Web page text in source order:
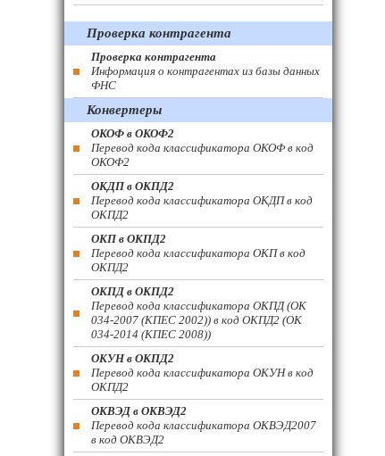
Проверка контрагента
Проверка контрагента
Информация о контрагентах из базы данных
ФНС
Конвертеры
ОКОФ в ОКОФ2
Перевод кода классификатора ОКОФ в код
ОКОФ2
ОКДП в ОКПД2
Перевод кода классификатора ОКДП в код
ОКПД2
ОКП в ОКПД2
Перевод кода классификатора ОКП в код
ОКПД2
ОКПД в ОКПД2
Перевод кода классификатора ОКПД (ОК
034-2007 (КПЕС 2002)) в код ОКПД2 (ОК
034-2014 (КПЕС 2008))
ОКУН в ОКПД2
Перевод кода классификатора ОКУН в код
ОКПД2
ОКВЭД в ОКВЭД2
Перевод кода классификатора ОКВЭД2007
в код ОКВЭД2